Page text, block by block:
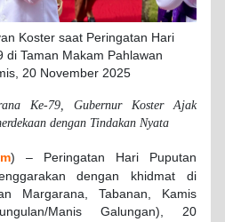
Koster saat Peringatan Hari
di Taman Makam Pahlawan
20 November 2025
Ke-79, Gubernur Koster Ajak
dengan Tindakan Nyata
) – Peringatan Hari Puputan
dengan khidmat di
Margarana, Tabanan, Kamis
Manis Galungan), 20